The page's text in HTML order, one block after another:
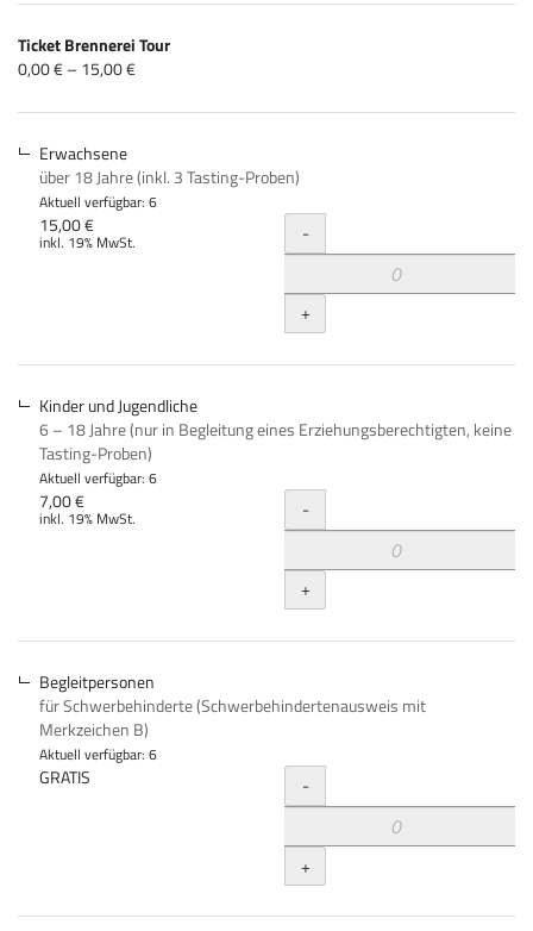
Produkte
Unkategorisierte
Produkte
Ticket Brennerei Tour
von
bis
0,00 € – 15,00 €
Erwachsene
über 18 Jahre (inkl. 3 Tasting-Proben)
Aktuell verfügbar: 6
15,00 €
inkl. 19% MwSt. Menge
-
+
Kinder und Jugendliche
6 – 18 Jahre (nur in Begleitung eines Erziehungsberechtigten, keine
Tasting-Proben)
Aktuell verfügbar: 6
7,00 €
inkl. 19% MwSt. Menge
-
+
Begleitpersonen
für Schwerbehinderte (Schwerbehindertenausweis mit
Merkzeichen B)
Aktuell verfügbar: 6
GRATIS Menge
-
+